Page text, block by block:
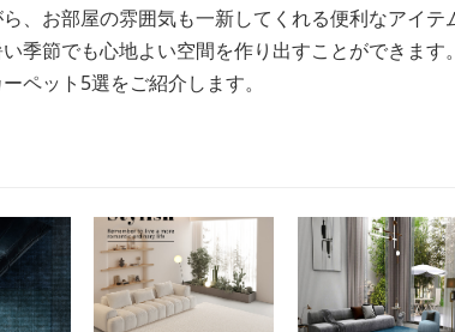
、お部屋の雰囲気も一新してくれる便利なアイテ
季節でも心地よい空間を作り出すことができます
ペット5選をご紹介します。